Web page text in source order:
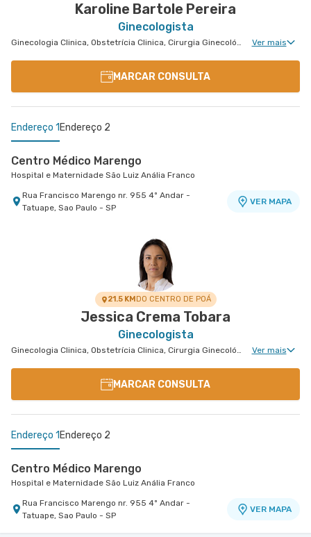
Karoline Bartole Pereira
Ginecologista
Ginecologia Clinica, Obstetrícia Clinica, Cirurgia Ginecológica, Núcleo de Endometriose, Cirurgia Oncológica Ginecológica, Ginecologia Oncológica, Miomatose Uterina(Miomas), Ginecologia Videohisteroscopia Ver mais
MARCAR CONSULTA
Endereço 1 Endereço 2
Centro Médico Marengo
Hospital e Maternidade São Luiz Anália Franco
Rua Francisco Marengo nr. 955 4º Andar -
Tatuape, Sao Paulo - SP
VER MAPA
Hospital e Maternidade São Luiz São Caetano
Alameda Caulim nr. 115 1° Andar - Ceramica, Sao
21.5 KMDO CENTRO DE POÁ
Jessica Crema Tobara
Ginecologista
Ginecologia Clinica, Obstetrícia Clinica, Cirurgia Ginecológica, Ginecologia Endócrina, Núcleo de Endometriose, Cirurgia Oncológica Ginecológica, Cirurgia Robótica Ginecológica, Ginecologia Oncológica, Miomatose Uterina(Miomas), Ginecologia Videohisteroscopia Ver mais
MARCAR CONSULTA
Endereço 1 Endereço 2
Centro Médico Marengo
Hospital e Maternidade São Luiz Anália Franco
Rua Francisco Marengo nr. 955 4º Andar -
Tatuape, Sao Paulo - SP
VER MAPA
Centro Médico São Remo